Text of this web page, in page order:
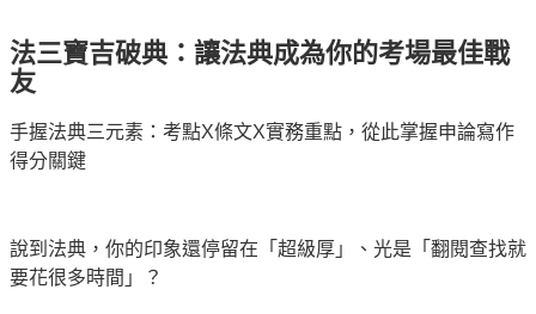
法三寶吉破典：讓法典成為你的考場最佳戰
友
手握法典三元素：考點X條文X實務重點，從此掌握申論寫作
得分關鍵
說到法典，你的印象還停留在「超級厚」、光是「翻閱查找就
要花很多時間」？